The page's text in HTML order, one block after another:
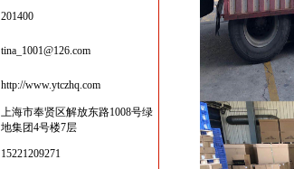
201400
tina_1001@126.com
http://www.ytczhq.com
上海市奉贤区解放东路1008号绿
地集团4号楼7层
15221209271